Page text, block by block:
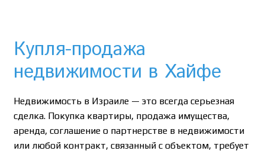
Купля-продажа
недвижимости в Хайфе
Недвижимость в Израиле — это всегда серьезная
сделка. Покупка квартиры, продажа имущества,
аренда, соглашение о партнерстве в недвижимости
или любой контракт, связанный с объектом, требует